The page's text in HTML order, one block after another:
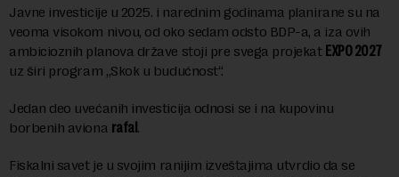
Javne investicije u 2025. i narednim godinama planirane su na
veoma visokom nivou, od oko sedam odsto BDP-a, a iza ovih
ambicioznih planova države stoji pre svega projekat EXPO 2027
uz širi program „Skok u budućnost“.
Jedan deo uvećanih investicija odnosi se i na kupovinu
borbenih aviona rafal .
Fiskalni savet je u svojim ranijim izveštajima utvrdio da se